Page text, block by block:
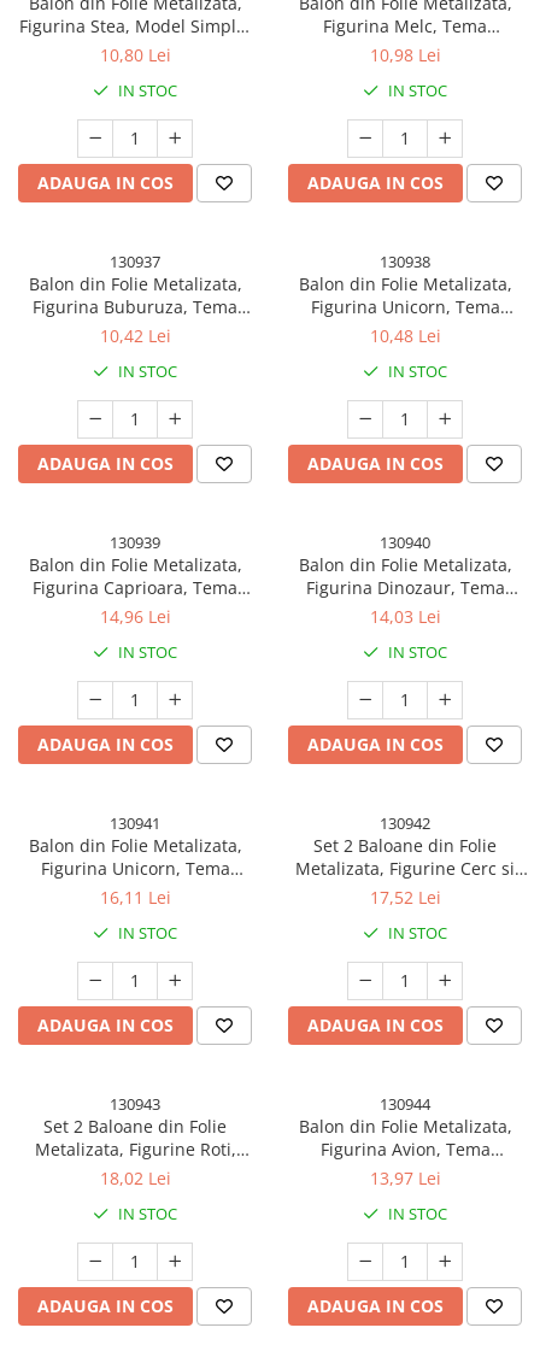
Figurina Stea, Model Simplu,
Tematica Aniversare, 40 cm,
Umflare cu Aer sau Heliu,
Verde
10,80 Lei
IN STOC
ADAUGA IN COS
Figurina Melc, Tema
Animalute, 30 cm, Ambalaj
cu Aer sau Heliu, Albastru
10,98 Lei
IN STOC
ADAUGA IN COS
130937
Balon din Folie Metalizata,
Figurina Buburuza, Tema
Animalute, 30 cm, Ambalaj
cu Aer sau Heliu, Albastru
10,42 Lei
IN STOC
ADAUGA IN COS
130938
Balon din Folie Metalizata,
Figurina Unicorn, Tema
Animalute, 30 cm, Ambalaj
cu Aer sau Heliu, Roz
10,48 Lei
IN STOC
ADAUGA IN COS
130939
Balon din Folie Metalizata,
Figurina Caprioara, Tema
Animalute, 75-80 cm, Ambalaj
cu Aer sau Heliu, Maro
14,96 Lei
IN STOC
ADAUGA IN COS
130940
Balon din Folie Metalizata,
Figurina Dinozaur, Tema
Animalute, 75-80 cm, Ambalaj
cu Aer sau Heliu, Verde
14,03 Lei
IN STOC
ADAUGA IN COS
130941
Balon din Folie Metalizata,
Figurina Unicorn, Tema
Animalute, 115 cm, Ambalaj
cu Aer sau Heliu, Mov
16,11 Lei
IN STOC
ADAUGA IN COS
130942
Set 2 Baloane din Folie
Metalizata, Figurine Cerc si
Casca, Model Curse, 75-80 cm
Inclus, Umflare cu Aer sau
Heliu, Multicolor
17,52 Lei
IN STOC
ADAUGA IN COS
130943
Set 2 Baloane din Folie
Metalizata, Figurine Roti,
Model Masini, 75-80 cm cm,
Umflare cu Aer sau Heliu,
Negru
18,02 Lei
IN STOC
ADAUGA IN COS
130944
Balon din Folie Metalizata,
Figurina Avion, Tema
Aeronava, 44x82.5 cm,
Umflare cu Aer sau Heliu, Alb
13,97 Lei
IN STOC
ADAUGA IN COS